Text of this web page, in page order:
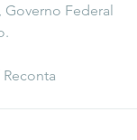
Federal